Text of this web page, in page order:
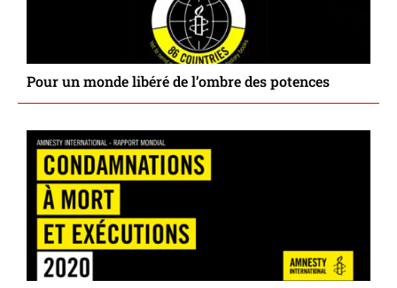
Pour un monde libéré de l’ombre des potences